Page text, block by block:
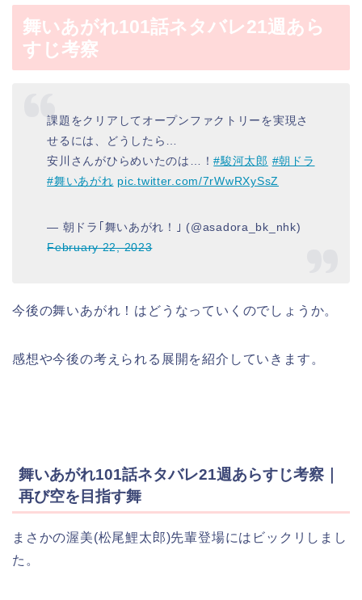
舞いあがれ101話ネタバレ21週あら
すじ考察
課題をクリアしてオープンファクトリーを実現さ
せるには、どうしたら…
安川さんがひらめいたのは…！#駿河太郎 #朝ドラ
#舞いあがれ pic.twitter.com/7rWwRXySsZ
— 朝ドラ｢舞いあがれ！｣ (@asadora_bk_nhk)
February 22, 2023
今後の舞いあがれ！はどうなっていくのでしょうか。
感想や今後の考えられる展開を紹介していきます。
舞いあがれ101話ネタバレ21週あらすじ考察｜
再び空を目指す舞
まさかの渥美(松尾鯉太郎)先輩登場にはビックリしまし
た。